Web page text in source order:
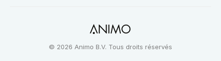
© 2026 Animo B.V. Tous droits réservés